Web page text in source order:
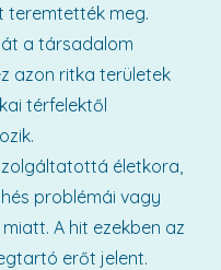
teremtették meg.
a társadalom
azon ritka területek
térfelektől
életkora,
problémái vagy
A hit ezekben az
erőt jelent.